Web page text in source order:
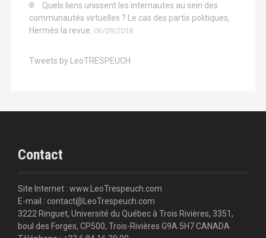
Quels liens unissent les internautes au sein des
communautés virtuelles ? Le cas des partis politiques,
Hermès la revue. 06/09/2018
Tweets by LeoTRESPEUCH
Contact
Site Internet : www.LeoTrespeuch.com
E-mail : contact@LeoTrespeuch.com
3222 Ringuet, Université du Québec à Trois Rivières, 3351,
boul des Forges, CP500, Trois-Rivières G9A 5H7 CANADA